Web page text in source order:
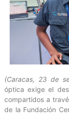
(Caracas, 23 de
óptica exige el
compartidos a
de la Fundación